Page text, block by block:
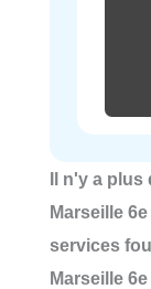
Il n'y a plus
Marseille
services
Marseille